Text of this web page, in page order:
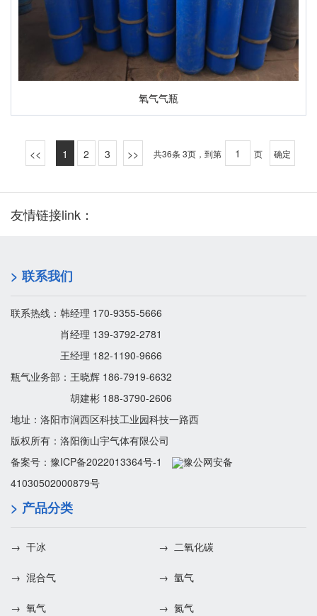
氧气气瓶
1 2 3 共36条 3页，到第 页 确定
友情链接link：
> 联系我们
联系热线：韩经理 170-9355-5666
肖经理 139-3792-2781
王经理 182-1190-9666
瓶气业务部：王晓辉 186-7919-6632
胡建彬 188-3790-2606
地址：洛阳市涧西区科技工业园科技一路西
版权所有：洛阳衡山宇气体有限公司
备案号： 豫ICP备2022013364号-1
豫公网安备
41030502000879号
> 产品分类
→ 干冰 → 二氧化碳
→ 混合气 → 氩气
→ 氧气 → 氮气